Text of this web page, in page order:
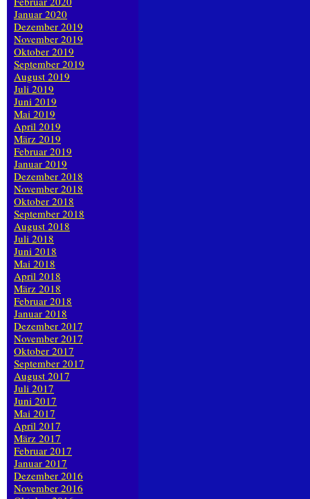
Januar 2020
Dezember 2019
November 2019
Oktober 2019
September 2019
August 2019
Juli 2019
Juni 2019
Mai 2019
April 2019
März 2019
Februar 2019
Januar 2019
Dezember 2018
November 2018
Oktober 2018
September 2018
August 2018
Juli 2018
Juni 2018
Mai 2018
April 2018
März 2018
Februar 2018
Januar 2018
Dezember 2017
November 2017
Oktober 2017
September 2017
August 2017
Juli 2017
Juni 2017
Mai 2017
April 2017
März 2017
Februar 2017
Januar 2017
Dezember 2016
November 2016